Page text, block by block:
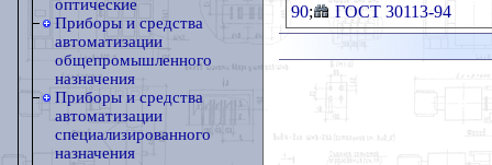
оптические
Приборы и средства
автоматизации
общепромышленного
назначения
Приборы и средства
автоматизации
специализированного
назначения
90; ГОСТ 30113-94